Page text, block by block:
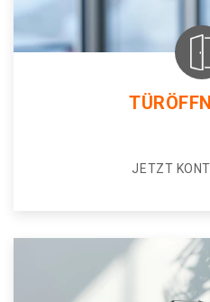
JETZT